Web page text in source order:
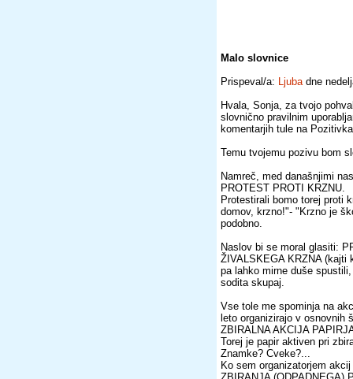
Malo slovnice
Prispeval/a: Ljubadne
Hvala, Sonja, za tvojo
slovnično pravilnim
komentarjih tule na
Temu tvojemu pozivu bom
Namreč, med današnjimi
PROTEST PROTI KRZNU.
Protestirali bomo torej proti
domov, krzno!"- "Krzno je
podobno.
Naslov bi se moral glasiti:
ŽIVALSKEGA KRZNA (kajti
pa lahko mirne duše
sodita skupaj.
Vse tole me spominja na
leto organizirajo v osnovnih
ZBIRALNA AKCIJA
Torej je papir aktiven pri
Znamke? Cveke?...
Ko sem organizatorjem